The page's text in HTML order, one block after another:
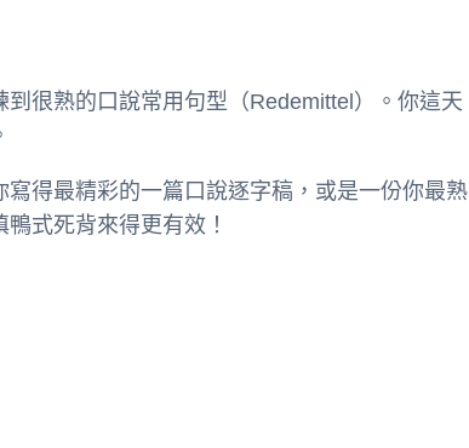
很熟的口說常用句型（Redemittel）。你這天
得最精彩的一篇口說逐字稿，或是一份你最熟
式死背來得更有效！